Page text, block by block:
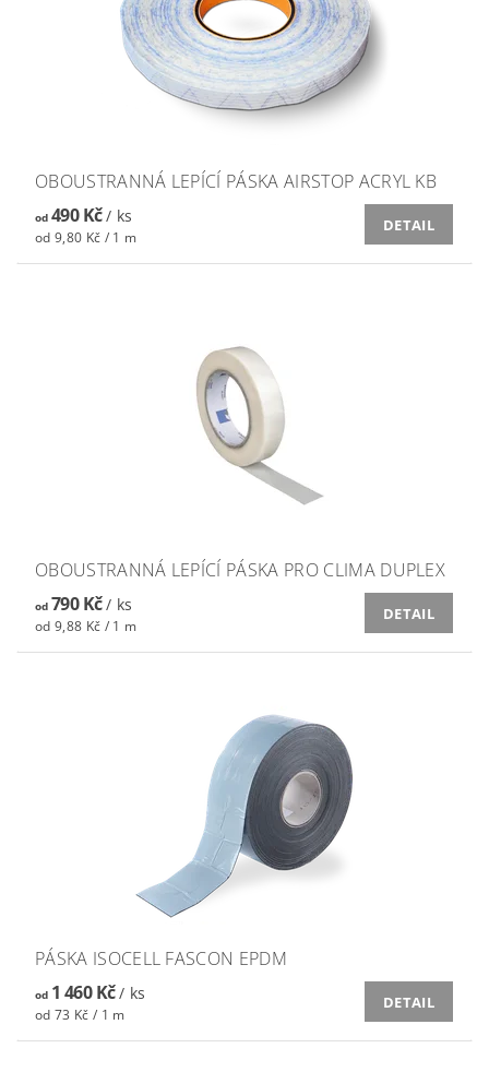
OBOUSTRANNÁ LEPÍCÍ PÁSKA AIRSTOP ACRYL KB
od490 Kč/ ks
od 9,80 Kč / 1 m
DETAIL
OBOUSTRANNÁ LEPÍCÍ PÁSKA PRO CLIMA DUPLEX
od790 Kč/ ks
od 9,88 Kč / 1 m
DETAIL
PÁSKA ISOCELL FASCON EPDM
od1 460 Kč/ ks
od 73 Kč / 1 m
DETAIL